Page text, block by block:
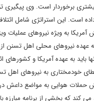
برخوردار است. وی پیگیری
است. این استراتژی شامل
آمریکا به ویژه نیروهای
عهده نیروهای محلی اهل تسنن
باید به عهده آمریکا و کشورهای
خودمختاری به نیروهای اهل
حملات هوایی به مواضع داعش
می کند که بخشی از برنامه